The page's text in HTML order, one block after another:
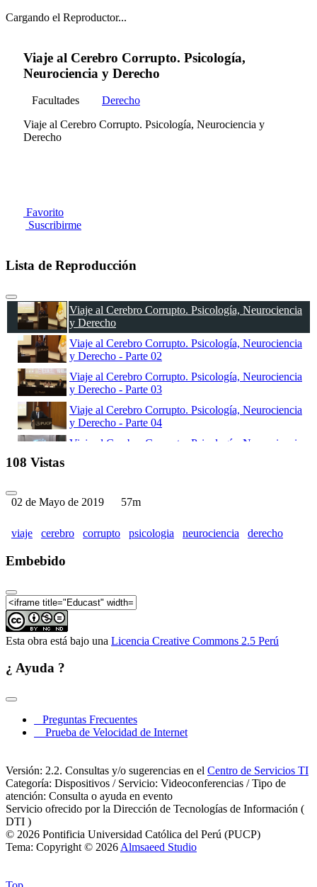
Cargando el Reproductor...
Viaje al Cerebro Corrupto. Psicología,
Neurociencia y Derecho
Facultades
Derecho
Viaje al Cerebro Corrupto. Psicología, Neurociencia y
Derecho
Favorito
Suscribirme
Lista de Reproducción
Viaje al Cerebro Corrupto. Psicología, Neurociencia
y Derecho
Viaje al Cerebro Corrupto. Psicología, Neurociencia
y Derecho - Parte 02
Viaje al Cerebro Corrupto. Psicología, Neurociencia
y Derecho - Parte 03
Viaje al Cerebro Corrupto. Psicología, Neurociencia
y Derecho - Parte 04
Viaje al Cerebro Corrupto. Psicología, Neurociencia
Viaje al Cerebro Corrupto. Psicología, Neurociencia
Viaje al Cerebro Corrupto. Psicología, Neurociencia
108 Vistas
02 de Mayo de 2019 57m
viaje cerebro corrupto psicologia neurociencia derecho
Embebido
Esta obra está bajo una Licencia Creative Commons 2.5 Perú
¿ Ayuda ?
Preguntas Frecuentes
Prueba de Velocidad de Internet
Versión: 2.2. Consultas y/o sugerencias en el Centro de Servicios TI
Categoría: Dispositivos / Servicio: Videoconferencias / Tipo de
atención: Consulta o ayuda en evento
Servicio ofrecido por la Dirección de Tecnologías de Información (
DTI )
© 2026 Pontificia Universidad Católica del Perú (PUCP)
Tema: Copyright © 2026 Almsaeed Studio